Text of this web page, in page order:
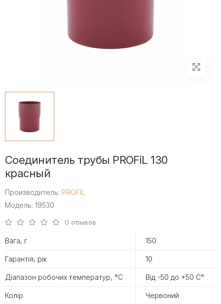
Соединитель трубы PROFiL 130
красный
Производитель: PROFIL
Модель: 19530
0 отзывов
Вага, г 150
Гарантія, рік 10
Діапазон робочих температур, °С Від -50 до +50 С°
Колір Червоний